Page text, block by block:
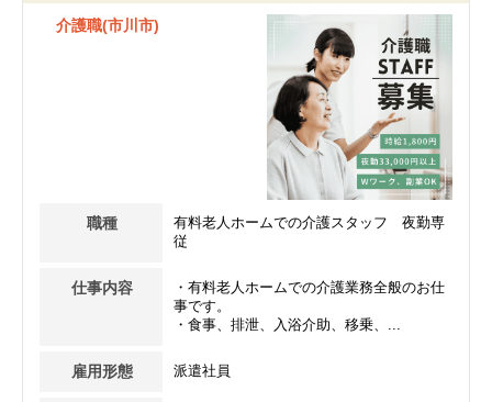
介護職(市川市)
職種
有料老人ホームでの介護スタッフ 夜勤専
従
仕事内容
・有料老人ホームでの介護業務全般のお仕
事です。
・食事、排泄、入浴介助、移乗、...
雇用形態 派遣社員